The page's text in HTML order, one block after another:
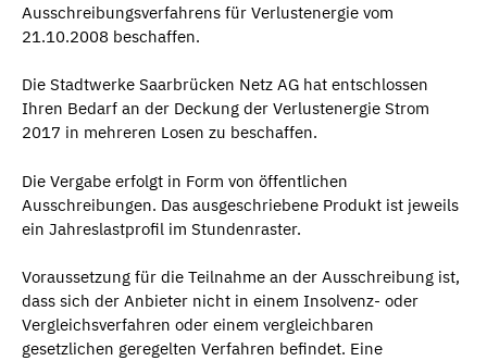
Ausschreibungsverfahrens für Verlustenergie vom
21.10.2008 beschaffen.
Die Stadtwerke Saarbrücken Netz AG hat entschlossen
Ihren Bedarf an der Deckung der Verlustenergie Strom
2017 in mehreren Losen zu beschaffen.
Die Vergabe erfolgt in Form von öffentlichen
Ausschreibungen. Das ausgeschriebene Produkt ist jeweils
ein Jahreslastprofil im Stundenraster.
Voraussetzung für die Teilnahme an der Ausschreibung ist,
dass sich der Anbieter nicht in einem Insolvenz- oder
Vergleichsverfahren oder einem vergleichbaren
gesetzlichen geregelten Verfahren befindet. Eine